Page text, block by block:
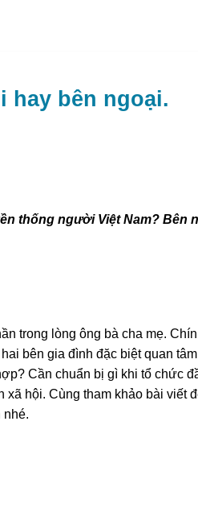
hay bên ngoại.
thống người Việt Nam? Bên
trong lòng ông bà cha mẹ.
bên gia đình đặc biệt quan
Cần chuẩn bị gì khi tổ chức
hội. Cùng tham khảo bài viết
nhé.